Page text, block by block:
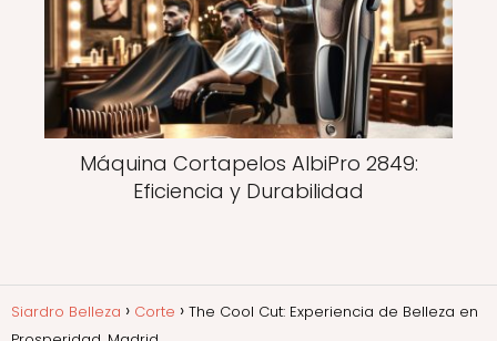
Máquina Cortapelos AlbiPro 2849:
Eficiencia y Durabilidad
Siardro Belleza Corte
The Cool Cut: Experiencia de Belleza en